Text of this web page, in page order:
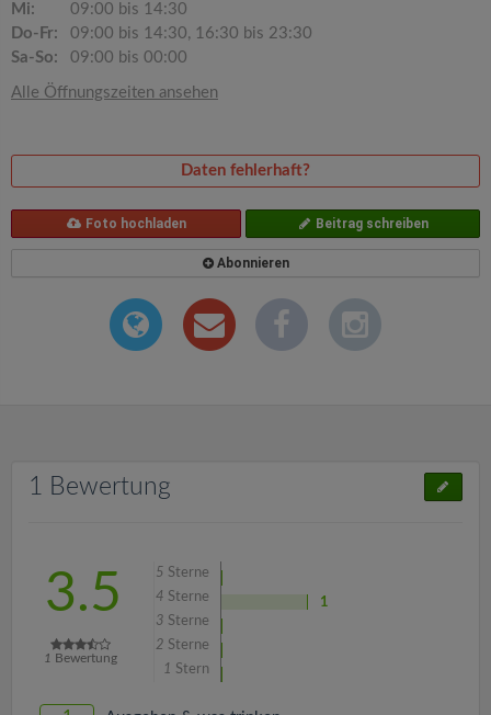
Mi:
09:00 bis 14:30
Do-Fr:
09:00 bis 14:30, 16:30 bis 23:30
Sa-So:
09:00 bis 00:00
Alle Öffnungszeiten ansehen
Daten fehlerhaft?
Foto hochladen Beitrag schreiben
Abonnieren
1 Bewertung
3.5
1 Bewertung
5 Sterne
4 Sterne
1
3 Sterne
2 Sterne
1 Stern